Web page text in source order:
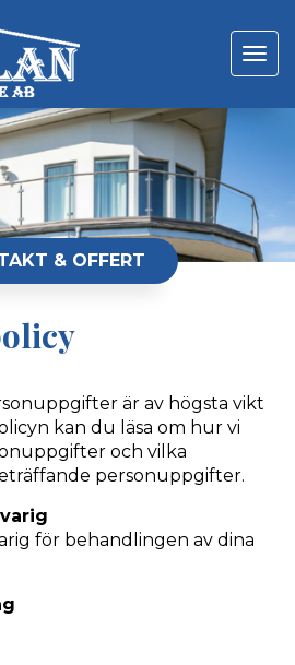
Toggle
& OFFERT
är av högsta vikt
kan du läsa om hur vi
och vilka
personuppgifter.
för behandlingen av dina